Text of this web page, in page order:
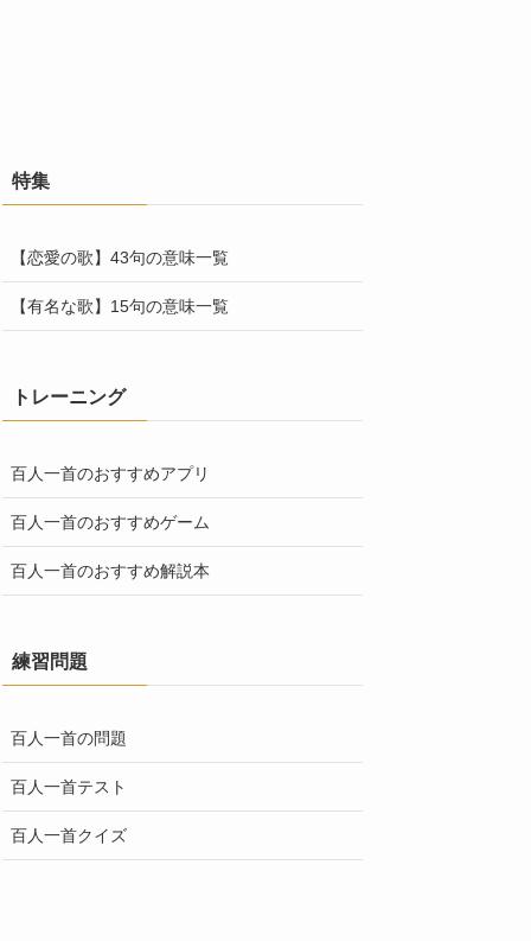
特集
【恋愛の歌】43句の意味一覧
【有名な歌】15句の意味一覧
トレーニング
百人一首のおすすめアプリ
百人一首のおすすめゲーム
百人一首のおすすめ解説本
練習問題
百人一首の問題
百人一首テスト
百人一首クイズ